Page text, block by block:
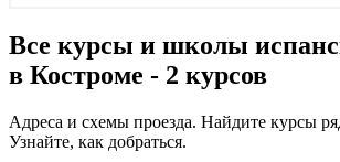
Все курсы и школы
в Костроме - 2 курсов
Адреса и схемы проезда. Найдите курсы
Узнайте, как добраться.